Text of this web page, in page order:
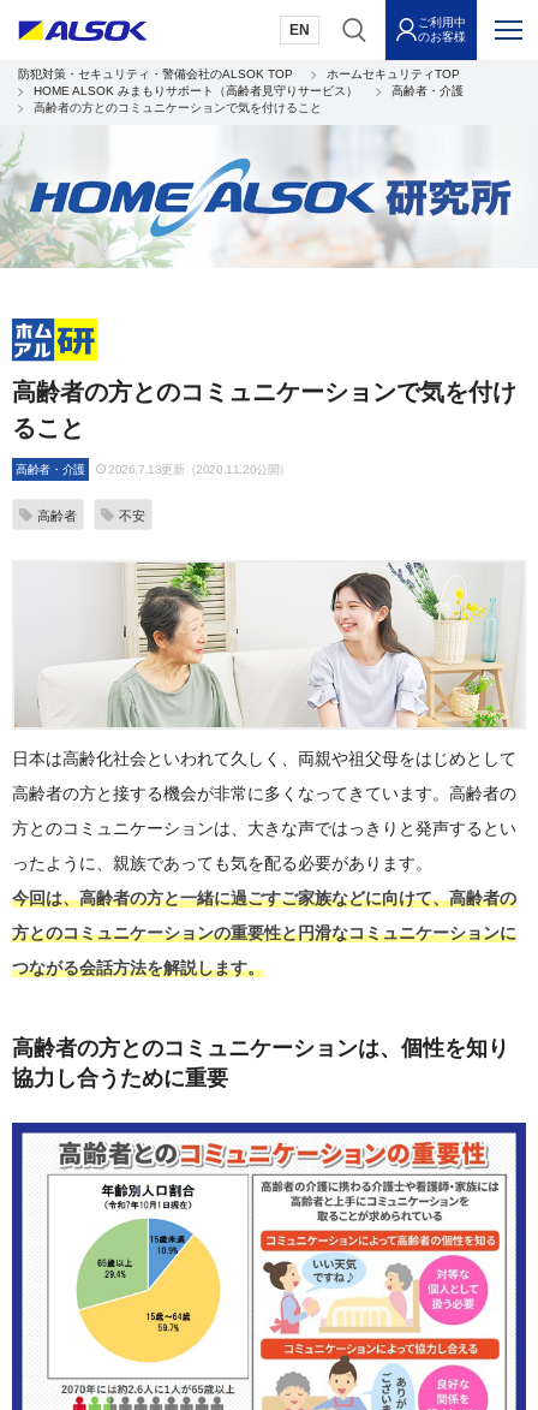
EN
ご利用中
のお客様
防犯対策・セキュリティ・警備会社のALSOK TOP
ホームセキュリティTOP
HOME ALSOK みまもりサポート（高齢者見守りサービス）
高齢者・介護
高齢者の方とのコミュニケーションで気を付けること
高齢者の方とのコミュニケーションで気を付け
ること
高齢者・介護 2026.7.13更新（2020.11.20公開）
高齢者 不安
日本は高齢化社会といわれて久しく、両親や祖父母をはじめとして
高齢者の方と接する機会が非常に多くなってきています。高齢者の
方とのコミュニケーションは、大きな声ではっきりと発声するとい
ったように、親族であっても気を配る必要があります。
今回は、高齢者の方と一緒に過ごすご家族などに向けて、高齢者の
方とのコミュニケーションの重要性と円滑なコミュニケーションに
つながる会話方法を解説します。
高齢者の方とのコミュニケーションは、個性を知り
協力し合うために重要